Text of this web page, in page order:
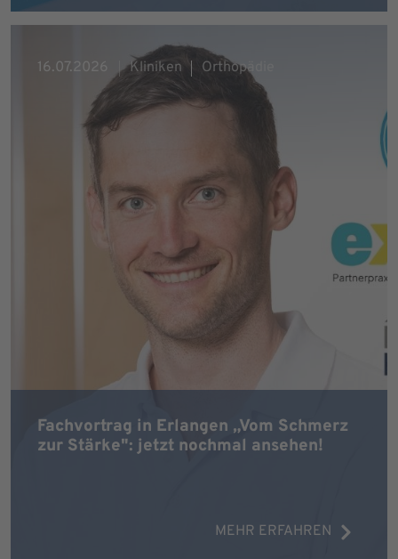
Fachvortrag in Erlangen „Vom Schmerz
zur Stärke": jetzt nochmal ansehen!
MEHR ERFAHREN
16.07.2026 Kliniken Orthopädie